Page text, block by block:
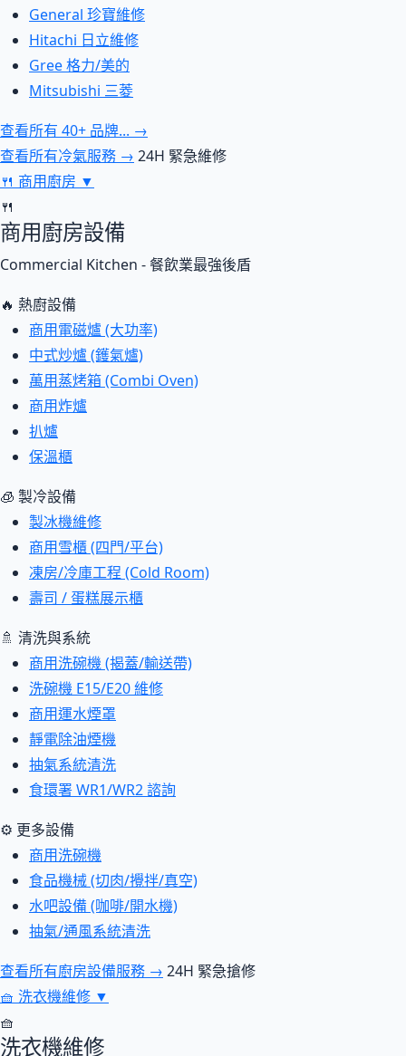
General 珍寶維修
Hitachi 日立維修
Gree 格力/美的
Mitsubishi 三菱
查看所有 40+ 品牌... →
查看所有冷氣服務 → 24H 緊急維修
🍴 商用廚房 ▼
🍴
商用廚房設備
Commercial Kitchen - 餐飲業最強後盾
🔥 熱廚設備
商用電磁爐 (大功率)
中式炒爐 (鑊氣爐)
萬用蒸烤箱 (Combi Oven)
商用炸爐
扒爐
保溫櫃
🧊 製冷設備
製冰機維修
商用雪櫃 (四門/平台)
凍房/冷庫工程 (Cold Room)
壽司 / 蛋糕展示櫃
🚿 清洗與系統
商用洗碗機 (揭蓋/輸送帶)
洗碗機 E15/E20 維修
商用運水煙罩
靜電除油煙機
抽氣系統清洗
食環署 WR1/WR2 諮詢
⚙ 更多設備
商用洗碗機
食品機械 (切肉/攪拌/真空)
水吧設備 (咖啡/開水機)
抽氣/通風系統清洗
查看所有廚房設備服務 → 24H 緊急搶修
🧺 洗衣機維修 ▼
🧺
洗衣機維修